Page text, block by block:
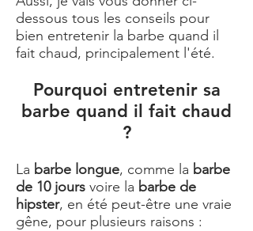
dessous tous les conseils pour
bien entretenir la barbe quand il
fait chaud, principalement l'été.
Pourquoi entretenir sa
barbe quand il fait chaud
?
La barbe longue, comme la barbe
de 10 jours voire la barbe de
hipster, en été peut-être une vraie
gêne, pour plusieurs raisons :